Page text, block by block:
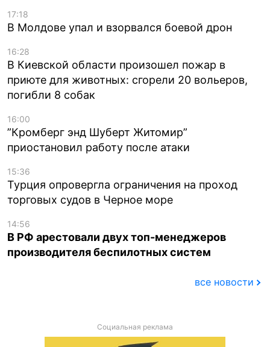
17:18
В Молдове упал и взорвался боевой дрон
16:28
В Киевской области произошел пожар в
приюте для животных: сгорели 20 вольеров,
погибли 8 собак
16:00
”Кромберг энд Шуберт Житомир”
приостановил работу после атаки
15:36
Турция опровергла ограничения на проход
торговых судов в Черное море
14:56
В РФ арестовали двух топ-менеджеров
производителя беспилотных систем
все новости
Социальная реклама